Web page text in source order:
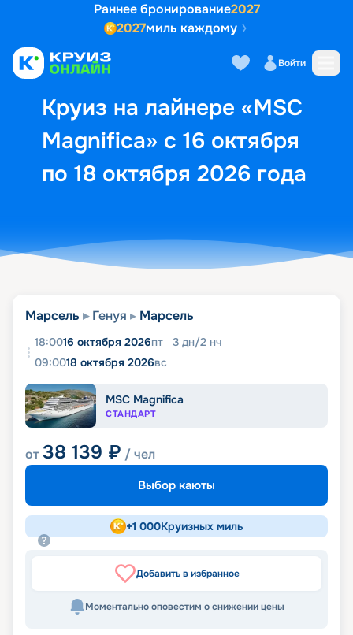
Раннее бронирование2027
2027миль каждому
Войти
Круиз на лайнере «MSC
Magnifica» с 16 октября
по 18 октября 2026 года
Выбор кают Маршрут и
Марсель Генуя Марсель
18:0016 октября 2026пт 3 дн/2 нч
09:0018 октября 2026вс
MSC Magnifica
СТАНДАРТ
от38 139 ₽ / чел
Выбор каюты
+1 000Круизных миль
Добавить в избранное
Моментально оповестим о снижении цены